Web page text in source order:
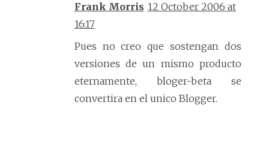
Frank Morris 12 October 2006 at
16:17
Pues no creo que sostengan dos
versiones de un mismo producto
eternamente, bloger-beta se
convertira en el unico Blogger.